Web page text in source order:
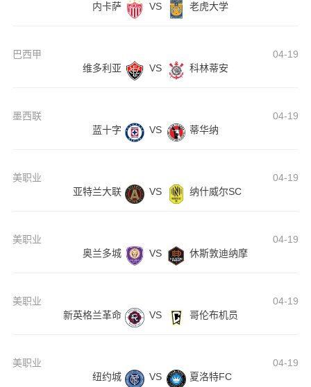
内卡萨
VS 老虎大学
巴西甲
04-19
维多利亚
VS 科林蒂安
墨西联
04-19
蓝十字
VS 蒂华纳
美职业
04-19
亚特兰大联
VS 纳什威尔SC
美职业
04-19
奥兰多城
VS 休斯敦迪纳摩
美职业
04-19
新英格兰革命
VS 哥伦布机员
美职业
04-19
纽约城
VS 夏洛特FC